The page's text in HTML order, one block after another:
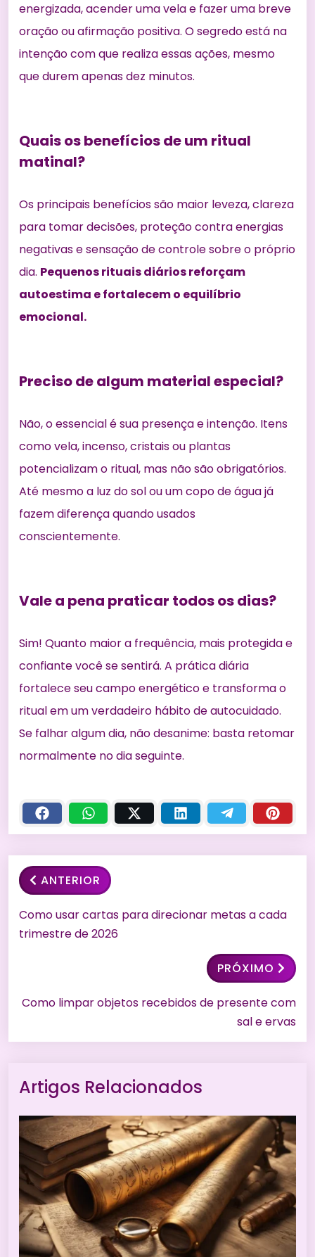
energizada, acender uma vela e fazer uma breve
oração ou afirmação positiva. O segredo está na
intenção com que realiza essas ações, mesmo
que durem apenas dez minutos.
Quais os benefícios de um ritual
matinal?
Os principais benefícios são maior leveza, clareza
para tomar decisões, proteção contra energias
negativas e sensação de controle sobre o próprio
dia. Pequenos rituais diários reforçam
autoestima e fortalecem o equilíbrio
emocional.
Preciso de algum material especial?
Não, o essencial é sua presença e intenção. Itens
como vela, incenso, cristais ou plantas
potencializam o ritual, mas não são obrigatórios.
Até mesmo a luz do sol ou um copo de água já
fazem diferença quando usados
conscientemente.
Vale a pena praticar todos os dias?
Sim! Quanto maior a frequência, mais protegida e
confiante você se sentirá. A prática diária
fortalece seu campo energético e transforma o
ritual em um verdadeiro hábito de autocuidado.
Se falhar algum dia, não desanime: basta retomar
normalmente no dia seguinte.
ANTERIOR
Como usar cartas para direcionar metas a cada
trimestre de 2026
PRÓXIMO
Como limpar objetos recebidos de presente com
sal e ervas
Artigos Relacionados